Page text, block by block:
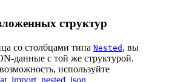
структур
со столбцами типа Nested , вы
данные с той же структурой.
используйте